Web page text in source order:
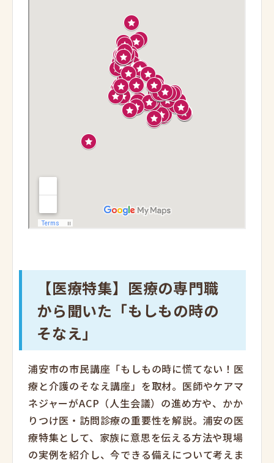
【医療特集】医療の専門職
から聞いた「もしもの時の
そなえ」
浦安市の市民講座「もしもの時に慌てない！医
療と介護のそなえ講座」を取材。医師やケアマ
ネジャーがACP（人生会議）の進め方や、かか
りつけ医・訪問診療の重要性を解説。浦安の医
療特集として、家族に意思を伝える方法や現場
の実例を紹介し、今できる備えについて考えま